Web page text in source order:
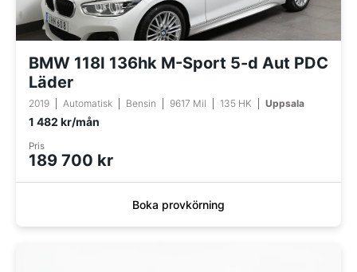
BMW 118I 136hk M-Sport 5-d Aut PDC
Läder
2019 Automatisk Bensin 9617 Mil 135 HK Uppsala
1 482 kr/mån
Pris
189 700 kr
Boka provkörning